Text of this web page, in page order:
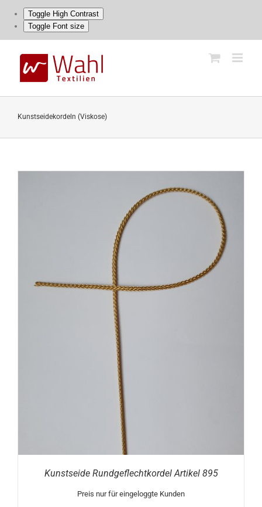
Toggle High Contrast
Toggle Font size
content
Kunstseidekordeln (Viskose)
Kunstseide Rundgeflechtkordel Artikel 895
Preis nur für eingeloggte Kunden